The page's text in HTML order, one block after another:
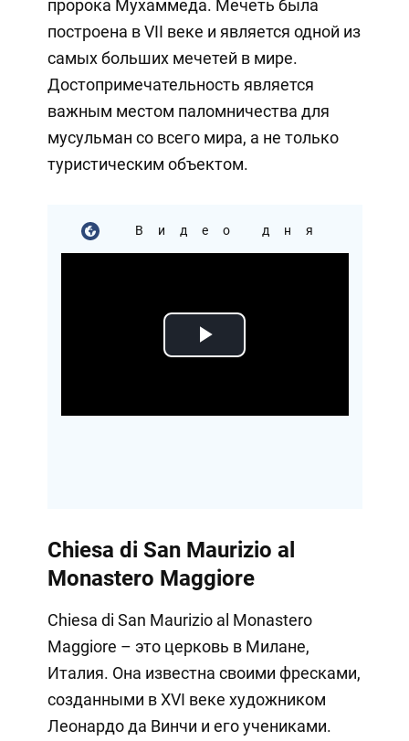
пророка Мухаммеда. Мечеть была
построена в VII веке и является одной из
самых больших мечетей в мире.
Достопримечательность является
важным местом паломничества для
мусульман со всего мира, а не только
туристическим объектом.
Видео дня
Play
Chiesa di San Maurizio al
Monastero Maggiore
Chiesa di San Maurizio al Monastero
Maggiore – это церковь в Милане,
Италия. Она известна своими фресками,
созданными в XVI веке художником
Леонардо да Винчи и его учениками.